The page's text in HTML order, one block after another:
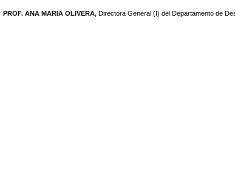
PROF. ANA MARIA OLIVERA, Directora General (I) del Departamento de